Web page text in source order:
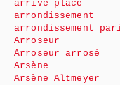
arrive place
arrondissement
arrondissement
Arroseur
Arroseur arrosé
Arsène
Arsène Altmeyer